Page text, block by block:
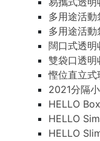
多用途活
多用途活
闊口式透明
雙袋口透明
慳位直立式
2021分隔
HELLO
HELLO
HELLO